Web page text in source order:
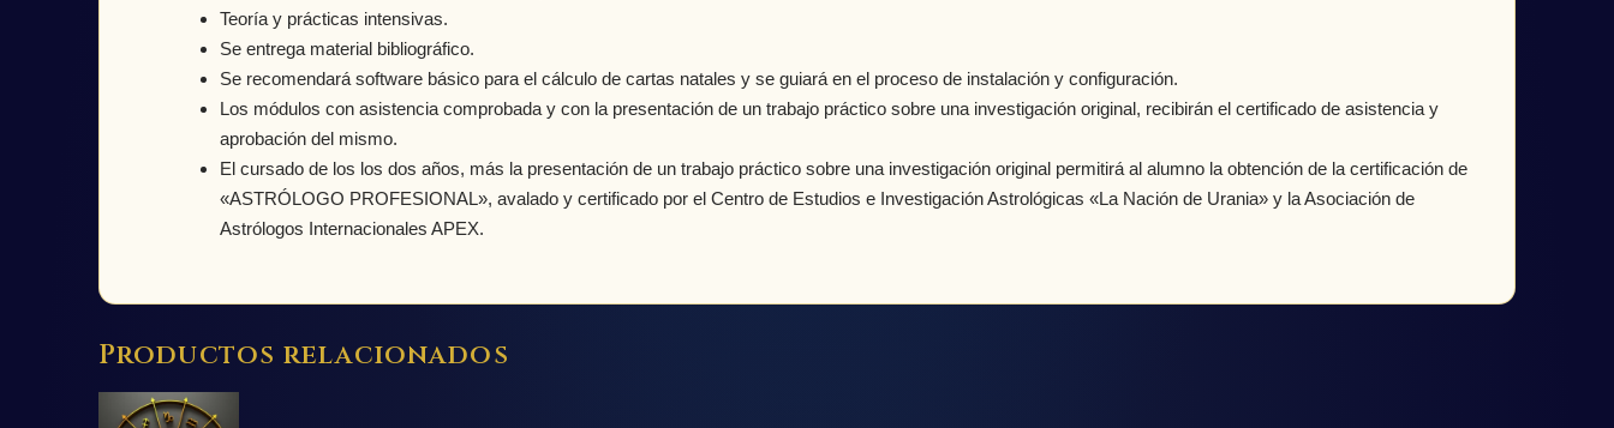
Teoría y prácticas intensivas.
Se entrega material bibliográfico.
Se recomendará software básico para el cálculo de cartas natales y se guiará en el proceso de instalación y configuración.
Los módulos con asistencia comprobada y con la presentación de un trabajo práctico sobre una investigación original, recibirán el certificado de asistencia y
aprobación del mismo.
El cursado de los los dos años, más la presentación de un trabajo práctico sobre una investigación original permitirá al alumno la obtención de la certificación de
«ASTRÓLOGO PROFESIONAL», avalado y certificado por el Centro de Estudios e Investigación Astrológicas «La Nación de Urania» y la Asociación de
Astrólogos Internacionales APEX.
Productos relacionados